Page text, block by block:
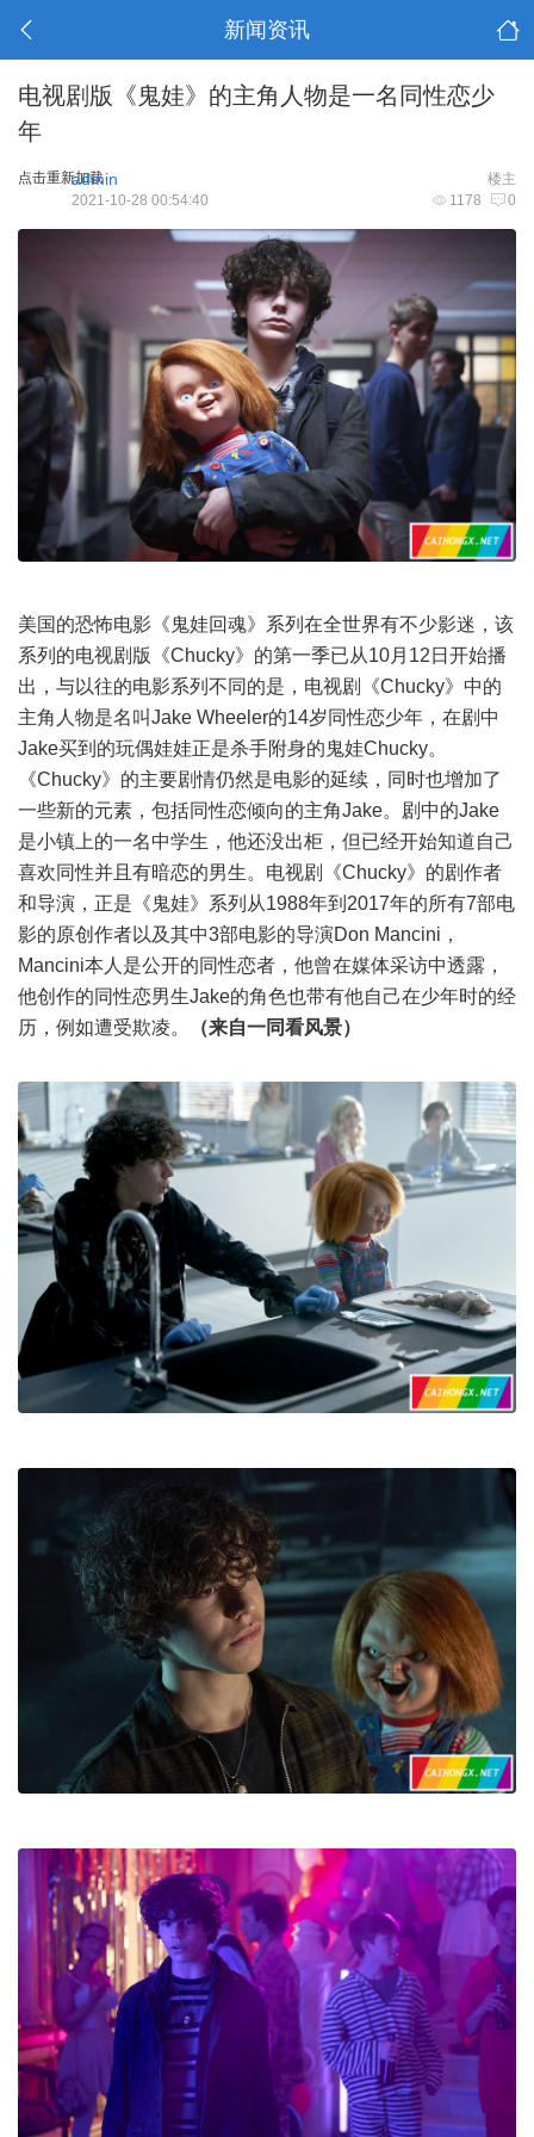
新闻资讯
电视剧版《鬼娃》的主角人物是一名同性恋少
年
点击重新加载 楼主
admin
1178 0
2021-10-28 00:54:40
美国的恐怖电影《鬼娃回魂》系列在全世界有不少影迷，该
系列的电视剧版《Chucky》的第一季已从10月12日开始播
出，与以往的电影系列不同的是，电视剧《Chucky》中的
主角人物是名叫Jake Wheeler的14岁同性恋少年，在剧中
Jake买到的玩偶娃娃正是杀手附身的鬼娃Chucky。
《Chucky》的主要剧情仍然是电影的延续，同时也增加了
一些新的元素，包括同性恋倾向的主角Jake。剧中的Jake
是小镇上的一名中学生，他还没出柜，但已经开始知道自己
喜欢同性并且有暗恋的男生。电视剧《Chucky》的剧作者
和导演，正是《鬼娃》系列从1988年到2017年的所有7部电
影的原创作者以及其中3部电影的导演Don Mancini，
Mancini本人是公开的同性恋者，他曾在媒体采访中透露，
他创作的同性恋男生Jake的角色也带有他自己在少年时的经
历，例如遭受欺凌。
（来自一同看风景）